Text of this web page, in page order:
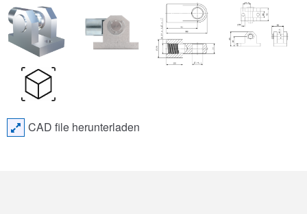
CAD file herunterladen